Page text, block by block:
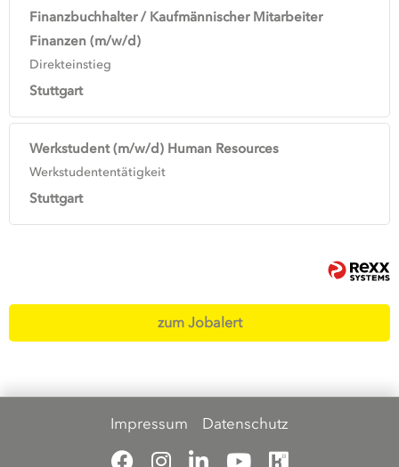
Finanzbuchhalter / Kaufmännischer Mitarbeiter
Finanzen (m/w/d)
Direkteinstieg
Stuttgart
Werkstudent (m/w/d) Human Resources
Werkstudententätigkeit
Stuttgart
zum Jobalert
Impressum Datenschutz